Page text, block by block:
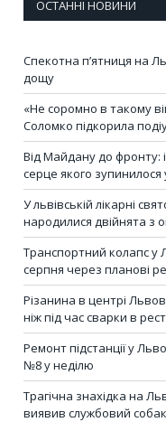
ОСТАННІ НОВИНИ
Спекотна п’ятниця на
дощу
«Не соромно в такому
Соломко підкорила
Від Майдану до фронту:
серце якого зупинилося
У львівській лікарні
народилися двійнята з
Транспортний колапс у
серпня через планові
Різанина в центрі
ніж під час сварки в
Ремонт підстанції у
№8 у неділю
Трагічна знахідка на
виявив службовий